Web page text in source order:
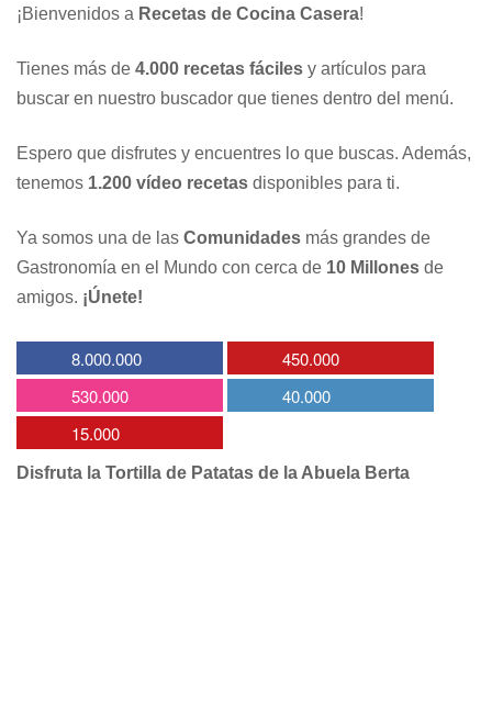
¡Bienvenidos a Recetas de Cocina Casera!
Tienes más de 4.000 recetas fáciles y artículos para
buscar en nuestro buscador que tienes dentro del menú.
Espero que disfrutes y encuentres lo que buscas. Además,
tenemos 1.200 vídeo recetas disponibles para ti.
Ya somos una de las Comunidades más grandes de
Gastronomía en el Mundo con cerca de 10 Millones de
amigos. ¡Únete!
8.000.000
450.000
530.000
40.000
15.000
Disfruta la Tortilla de Patatas de la Abuela Berta